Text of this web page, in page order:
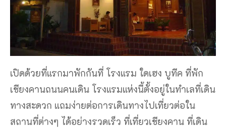
เปิดด้วยที่แรกมาพักกันที่ โรงแรม ใดเฮง บูทีค ที่พัก
เชียงคานถนนคนเดิน โรงแรมแห่งนี้ตั้งอยู่ในทำเลที่เดิน
ทางสะดวก แถมง่ายต่อการเดินทางไปเที่ยวต่อใน
สถานที่ต่างๆ ได้อย่างรวดเร็ว ที่เที่ยวเชียงคาน ที่เดิน